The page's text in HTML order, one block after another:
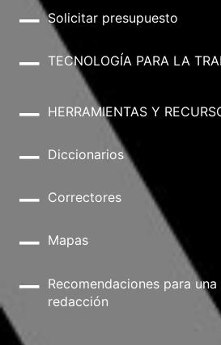
Solicitar presupuesto
TECNOLOGÍA PARA LA
HERRAMIENTAS Y
Diccionarios
Correctores
Mapas
Recomendaciones para
redacción